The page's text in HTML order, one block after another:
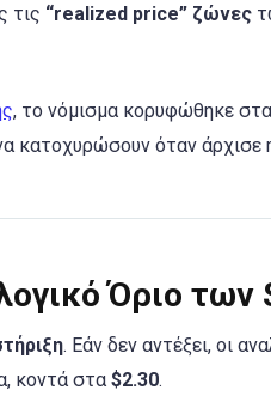
τις “realized price” ζώνες
, το νόμισμα κορυφώθηκε
κατοχυρώσουν όταν άρχισε
Όριο των
. Εάν δεν αντέξει, οι
κοντά στα $2.30.